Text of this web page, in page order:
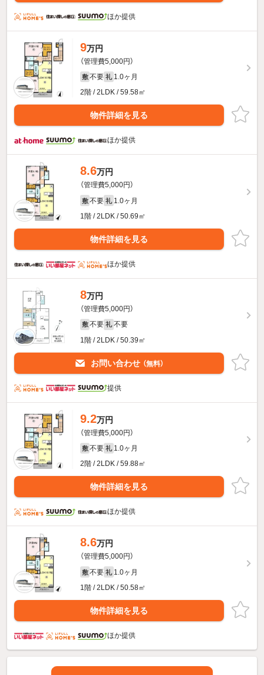
ほか提供
9万円
（管理費5,000円）
敷 不要 礼 1.0ヶ月
2階 / 2LDK / 59.58㎡
物件詳細を見る
ほか提供
8.6万円
（管理費5,000円）
敷 不要 礼 1.0ヶ月
1階 / 2LDK / 50.69㎡
物件詳細を見る
ほか提供
8万円
（管理費5,000円）
敷 不要 礼 不要
1階 / 2LDK / 50.39㎡
お問い合わせ （無料）
提供
9.2万円
（管理費5,000円）
敷 不要 礼 1.0ヶ月
2階 / 2LDK / 59.88㎡
物件詳細を見る
ほか提供
8.6万円
（管理費5,000円）
敷 不要 礼 1.0ヶ月
1階 / 2LDK / 50.58㎡
物件詳細を見る
ほか提供